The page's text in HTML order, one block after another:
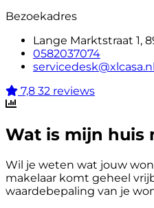
Bezoekadres
Lange Marktstraat 1,
0582037074
servicedesk@xlcasa.nl
7,8 32 reviews
Wat is mijn huis
Wil je weten wat jouw
makelaar komt geheel
waardebepaling van je